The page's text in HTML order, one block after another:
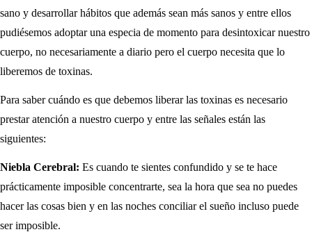
sano y desarrollar hábitos que además sean más sanos y entre ellos
pudiésemos adoptar una especia de momento para desintoxicar nuestro
cuerpo, no necesariamente a diario pero el cuerpo necesita que lo
liberemos de toxinas.
Para saber cuándo es que debemos liberar las toxinas es necesario
prestar atención a nuestro cuerpo y entre las señales están las
siguientes:
Niebla Cerebral: Es cuando te sientes confundido y se te hace
prácticamente imposible concentrarte, sea la hora que sea no puedes
hacer las cosas bien y en las noches conciliar el sueño incluso puede
ser imposible.